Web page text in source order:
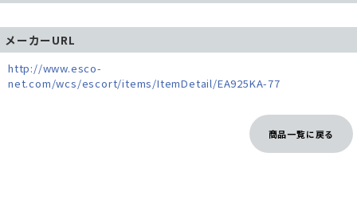
メーカーURL
http://www.esco-
net.com/wcs/escort/items/ItemDetail/EA925KA-77
商品一覧に戻る